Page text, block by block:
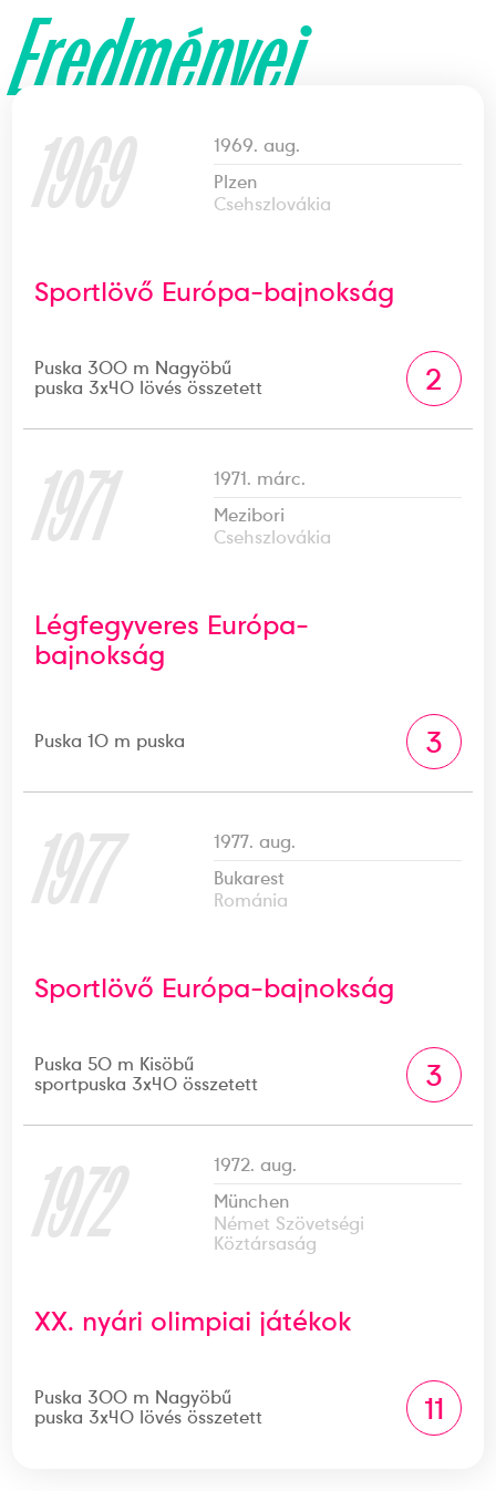
Eredményei
1969
1969. aug.
Plzen
Csehszlovákia
Sportlövő Európa-bajnokság
Puska 300 m Nagyöbű
puska 3x40 lövés összetett
2
1971
1971. márc.
Mezibori
Csehszlovákia
Légfegyveres Európa-
bajnokság
Puska 10 m puska 3
1977
1977. aug.
Bukarest
Románia
Sportlövő Európa-bajnokság
Puska 50 m Kisöbű
sportpuska 3x40 összetett
3
1972
1972. aug.
München
Német Szövetségi
Köztársaság
XX. nyári olimpiai játékok
Puska 300 m Nagyöbű
puska 3x40 lövés összetett
11